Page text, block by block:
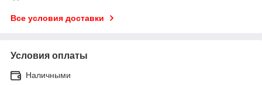
Все условия доставки
Условия оплаты
Наличными